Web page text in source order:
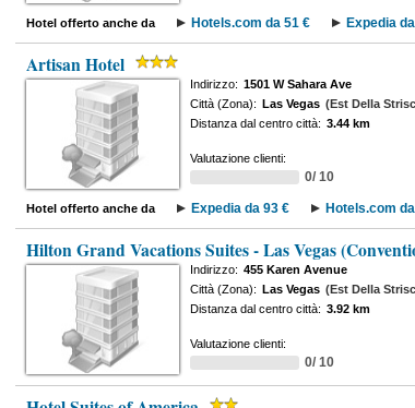
Hotel offerto anche da Hotels.com da 51 € Expedia
Artisan Hotel
Indirizzo: 1501 W Sahara Ave
Città (Zona): Las Vegas (Est Della
Distanza dal centro città: 3.44 km
Valutazione clienti:
0/ 10
Hotel offerto anche da Expedia da 93 € Hotels.com
Hilton Grand Vacations Suites - Las Vegas
Indirizzo: 455 Karen Avenue
Città (Zona): Las Vegas (Est Della
Distanza dal centro città: 3.92 km
Valutazione clienti:
0/ 10